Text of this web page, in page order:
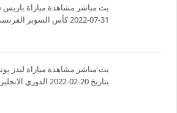
بث مباشر مشاهدة مباراة باريس
31-07-2022 كأس السوبر الفرنسي
بث مباشر مشاهدة مباراة ليدز
بتاريخ 20-02-2022 الدوري الانجليزي